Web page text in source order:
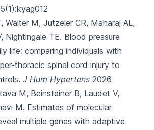
Walter M, Jutzeler CR, Maharaj AL,
Nightingale TE. Blood pressure
life: comparing individuals with
thoracic spinal cord injury to
J Hum Hypertens 2026
M, Beinsteiner B, Laudet V,
M. Estimates of molecular
multiple genes with adaptive